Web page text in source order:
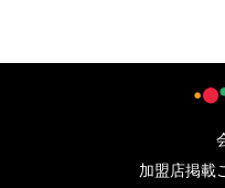
加盟店掲載